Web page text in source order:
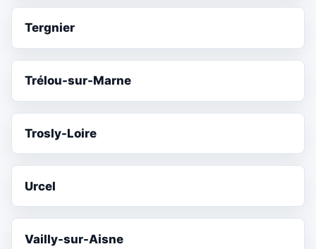
Tergnier
Trélou-sur-Marne
Trosly-Loire
Urcel
Vailly-sur-Aisne